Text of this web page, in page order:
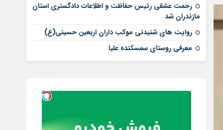
رحمت عشقی رئیس حفاظت و اطلاعات دادگستری استان
مازندران شد
روایت های شنیدنی موکب داران اربعین حسینی(ع)
معرفی روستای سمسکنده علیا